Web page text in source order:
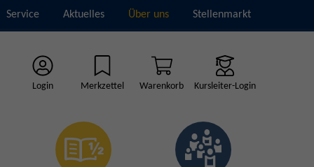
Service Aktuelles Über uns Stellenmarkt
Login Merkzettel Warenkorb Kursleiter-Login